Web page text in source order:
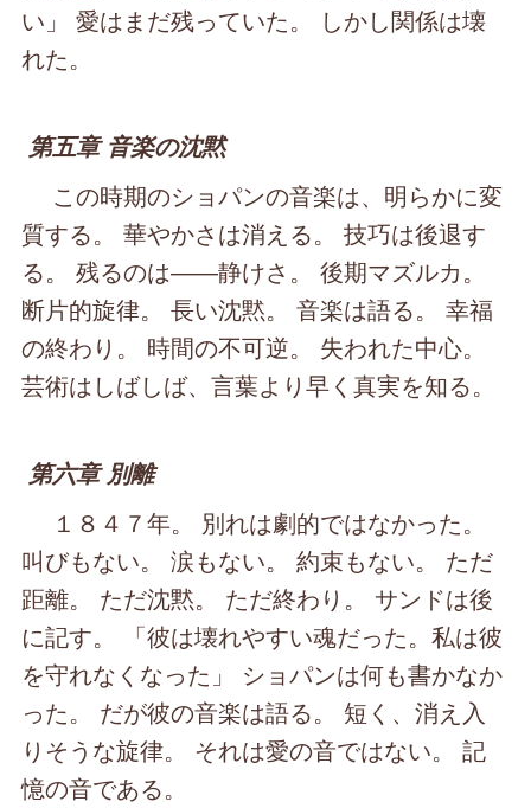
い」 愛はまだ残っていた。 しかし関係は壊
れた。
第五章 音楽の沈黙
この時期のショパンの音楽は、明らかに変
質する。 華やかさは消える。 技巧は後退す
る。 残るのは――静けさ。 後期マズルカ。
断片的旋律。 長い沈黙。 音楽は語る。 幸福
の終わり。 時間の不可逆。 失われた中心。
芸術はしばしば、言葉より早く真実を知る。
第六章 別離
１８４７年。 別れは劇的ではなかった。
叫びもない。 涙もない。 約束もない。 ただ
距離。 ただ沈黙。 ただ終わり。 サンドは後
に記す。 「彼は壊れやすい魂だった。私は彼
を守れなくなった」 ショパンは何も書かなか
った。 だが彼の音楽は語る。 短く、消え入
りそうな旋律。 それは愛の音ではない。 記
憶の音である。